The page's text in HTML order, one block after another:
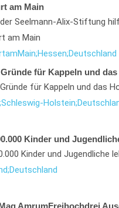
am Main
Seelmann-Alix-Stiftung
am Main
amMain;Hessen;Deutschland
für Kappeln und
für Kappeln und das
Schleswig-Holstein;
Kinder und
Kinder und Jugendliche
Deutschland